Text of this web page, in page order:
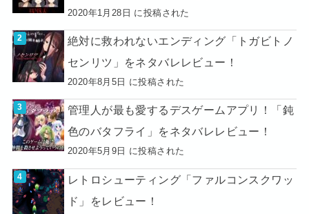
2020年1月28日 に投稿された
絶対に救われないエンディング「トガビトノ
センリツ」をネタバレレビュー！
2020年8月5日 に投稿された
管理人が最も愛するデスゲームアプリ！「鈍
色のバタフライ」をネタバレレビュー！
2020年5月9日 に投稿された
レトロシューティング「ファルコンスクワッ
ド」をレビュー！